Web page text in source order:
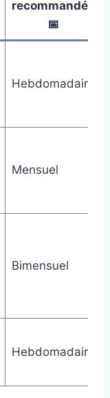
recommandée
📅
Hebdomadaire
Mensuel
Bimensuel
Hebdomadaire